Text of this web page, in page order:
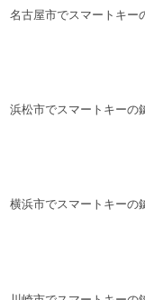
名古屋市でスマートキー
浜松市でスマートキーの
横浜市でスマートキーの